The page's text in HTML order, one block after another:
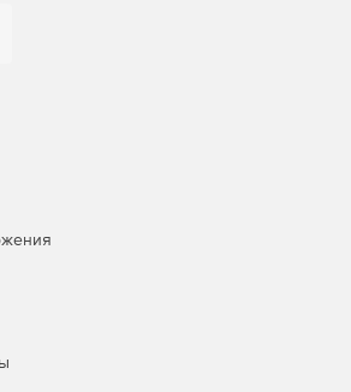
проблемные места.
интерфейса.
механизма расчета
быстрого доступа к
системы.